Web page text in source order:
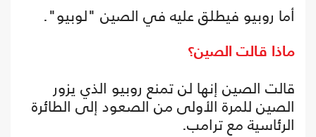
أما روبيو فيطلق عليه في الصين "لوبيو".
ماذا قالت الصين؟
قالت الصين إنها لن تمنع روبيو الذي يزور
الصين للمرة الأولى من الصعود إلى الطائرة
الرئاسية مع ترامب.